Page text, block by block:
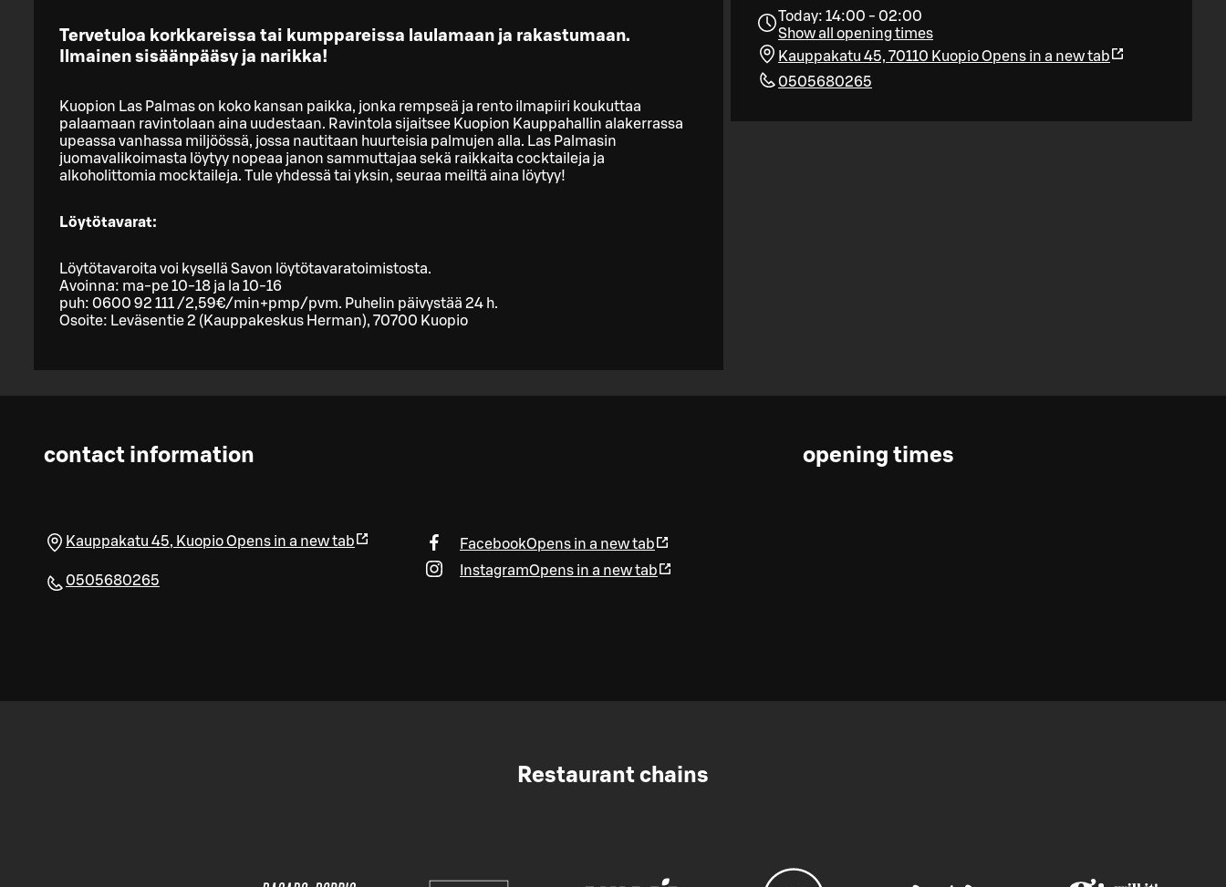
Today: 14:00 - 02:00
Show all opening times
Kauppakatu 45, 70110 KuopioOpens in a new tab
0505680265
Tervetuloa korkkareissa tai kumppareissa laulamaan ja rakastumaan.
Ilmainen sisäänpääsy ja narikka!
Kuopion Las Palmas on koko kansan paikka, jonka rempseä ja rento ilmapiiri koukuttaa
palaamaan ravintolaan aina uudestaan. Ravintola sijaitsee Kuopion Kauppahallin alakerrassa
upeassa vanhassa miljöössä, jossa nautitaan huurteisia palmujen alla. Las Palmasin
juomavalikoimasta löytyy nopeaa janon sammuttajaa sekä raikkaita cocktaileja ja
alkoholittomia mocktaileja. Tule yhdessä tai yksin, seuraa meiltä aina löytyy!
Löytötavarat:
Löytötavaroita voi kysellä Savon löytötavaratoimistosta.
Avoinna: ma-pe 10-18 ja la 10-16
puh: 0600 92 111 /2,59€/min+pmp/pvm. Puhelin päivystää 24 h.
Osoite: Leväsentie 2 (Kauppakeskus Herman), 70700 Kuopio
contact information
Kauppakatu 45, KuopioOpens in a new tab
0505680265
FacebookOpens in a new tab
InstagramOpens in a new tab
opening times
Restaurant chains